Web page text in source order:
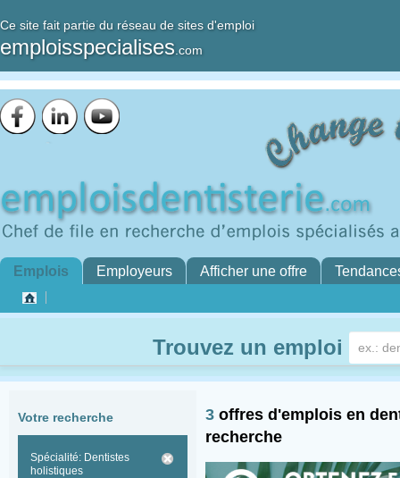
Ce site fait partie du réseau de sites d'emploi
emploisspecialises .com
Emplois Employeurs Afficher une offre
Trouvez un emploi
Votre recherche
Spécialité: Dentistes
holistiques
3 offres d'emplois en
recherche